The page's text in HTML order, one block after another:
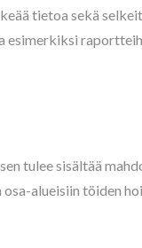
tietoa sekä
esimerkiksi
tulee sisältää
alueisiin töiden